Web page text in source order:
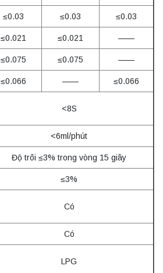
≤0.03 ≤0.03 ≤0.03
≤0.021 ≤0.021 ——
≤0.075 ≤0.075 ——
≤0.066 —— ≤0.066
<8S
<6ml/phút
Độ trôi ≤3% trong vòng 15 giây
≤3%
Có
Có
LPG